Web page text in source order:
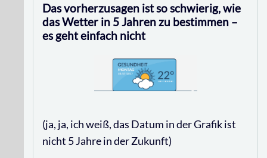
Das vorherzusagen ist so schwierig, wie
das Wetter in 5 Jahren zu bestimmen –
es geht einfach nicht
(ja, ja, ich weiß, das Datum in der Grafik ist
nicht 5 Jahre in der Zukunft)